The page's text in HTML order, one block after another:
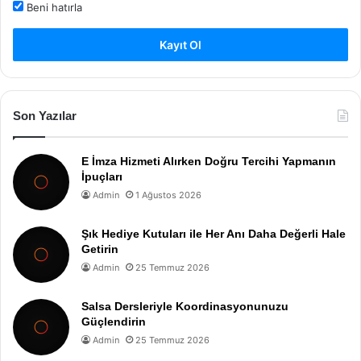
Beni hatırla
Kayıt Ol
Son Yazılar
E İmza Hizmeti Alırken Doğru Tercihi Yapmanın
İpuçları
Admin 1 Ağustos 2026
Şık Hediye Kutuları ile Her Anı Daha Değerli Hale
Getirin
Admin 25 Temmuz 2026
Salsa Dersleriyle Koordinasyonunuzu
Güçlendirin
Admin 25 Temmuz 2026